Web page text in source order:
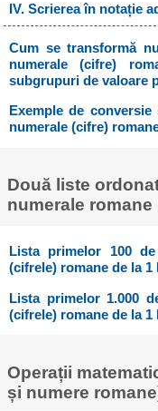
IV. Scrierea în notație
Cum se transformă
numerale (cifre)
subgrupuri de valoare
Exemple de
numerale (cifre)
Două liste
numerale
Lista primelor 100
(cifrele) romane de la 1
Lista primelor 1.000
(cifrele) romane de la 1
Operații
și numere